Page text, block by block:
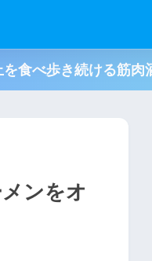
食べ歩き続ける筋肉
ンをオ